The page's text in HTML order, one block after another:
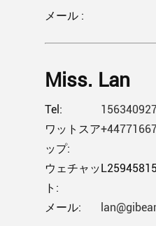
メール :
Miss. Lan
Tel:
ワットスア
ップ:
ウェチャッ
ト:
メール: